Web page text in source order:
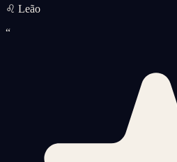
♌ Leão
“